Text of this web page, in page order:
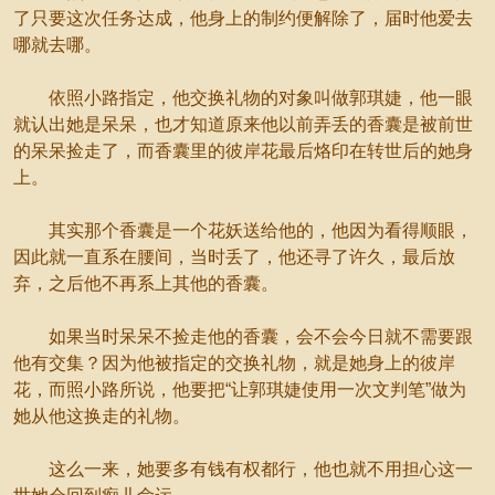
了只要这次任务达成，他身上的制约便解除了，届时他爱去
哪就去哪。
依照小路指定，他交换礼物的对象叫做郭琪婕，他一眼
就认出她是呆呆，也才知道原来他以前弄丢的香囊是被前世
的呆呆捡走了，而香囊里的彼岸花最后烙印在转世后的她身
上。
其实那个香囊是一个花妖送给他的，他因为看得顺眼，
因此就一直系在腰间，当时丢了，他还寻了许久，最后放
弃，之后他不再系上其他的香囊。
如果当时呆呆不捡走他的香囊，会不会今日就不需要跟
他有交集？因为他被指定的交换礼物，就是她身上的彼岸
花，而照小路所说，他要把“让郭琪婕使用一次文判笔”做为
她从他这换走的礼物。
这么一来，她要多有钱有权都行，他也就不用担心这一